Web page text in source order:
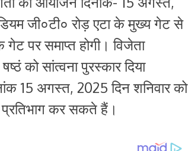
जी०टी० रोड़ एटा के मुख्य गेट से
पर समाप्त होगी। विजेता
को सांत्वना पुरस्कार दिया
15 अगस्त, 2025 दिन शनिवार को
प्रतिभाग कर सकते हैं।